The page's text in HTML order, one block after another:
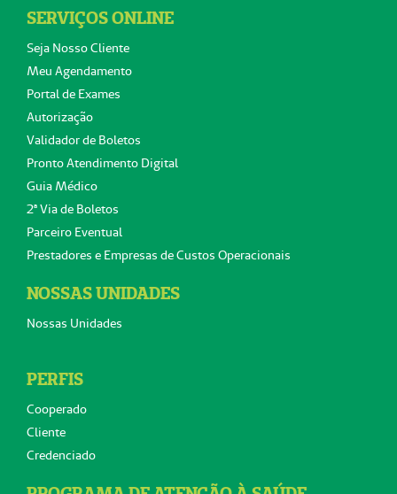
SERVIÇOS ONLINE
Seja Nosso Cliente
Meu Agendamento
Portal de Exames
Autorização
Validador de Boletos
Pronto Atendimento Digital
Guia Médico
2ª Via de Boletos
Parceiro Eventual
Prestadores e Empresas de Custos Operacionais
NOSSAS UNIDADES
Nossas Unidades
PERFIS
Cooperado
Cliente
Credenciado